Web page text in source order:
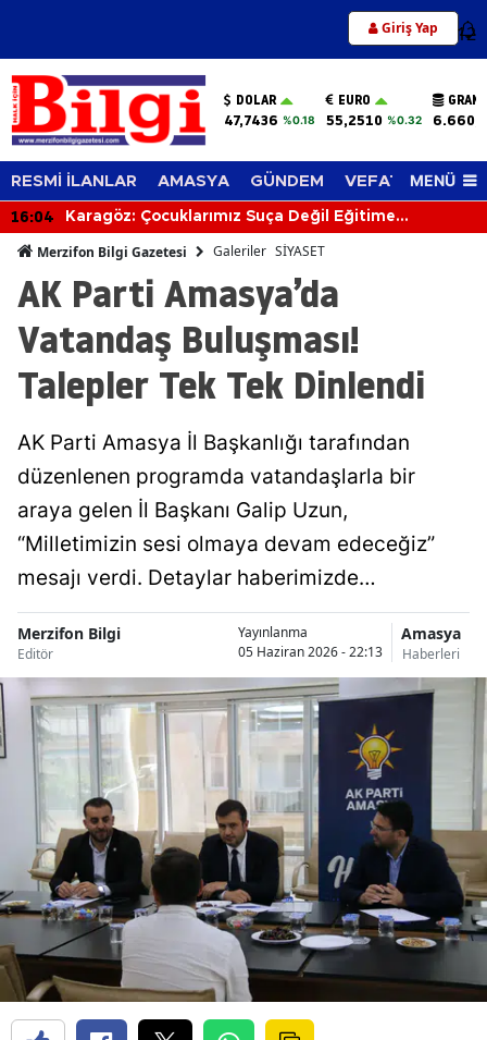
Giriş Yap 12
DOLAR
47,7436 %0.18
EURO
55,2510 %0.32
RESMİ İLANLAR AMASYA GÜNDEM VEFAT EDENLER
MENÜ
16:04
Karagöz: Çocuklarımız Suça Değil Eğitime
Merzifon Bilgi Gazetesi Galeriler SİYASET
AK Parti Amasya’da
Vatandaş Buluşması!
Talepler Tek Tek Dinlendi
AK Parti Amasya İl Başkanlığı tarafından
düzenlenen programda vatandaşlarla bir
araya gelen İl Başkanı Galip Uzun,
“Milletimizin sesi olmaya devam edeceğiz”
mesajı verdi. Detaylar haberimizde…
Merzifon Bilgi
Editör
Yayınlanma
05 Haziran 2026 - 22:13
Amasya
Haberleri